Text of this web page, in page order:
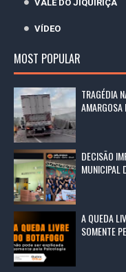
VALE DO JIQUIRIÇA
VÍDEO
MOST POPULAR
TRAGÉDIA
AMARGOSA
DECISÃO
MUNICIPAL
A QUEDA
SOMENTE